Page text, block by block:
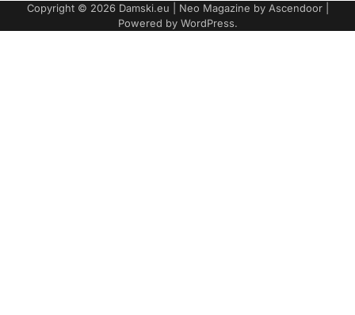
Copyright © 2026 Damski.eu | Neo Magazine by Ascendoor|
Powered by WordPress.